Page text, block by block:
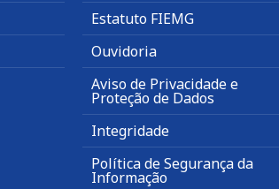
Estatuto FIEMG
Ouvidoria
Aviso de Privacidade e
Proteção de Dados
Integridade
Política de Segurança da
Informação